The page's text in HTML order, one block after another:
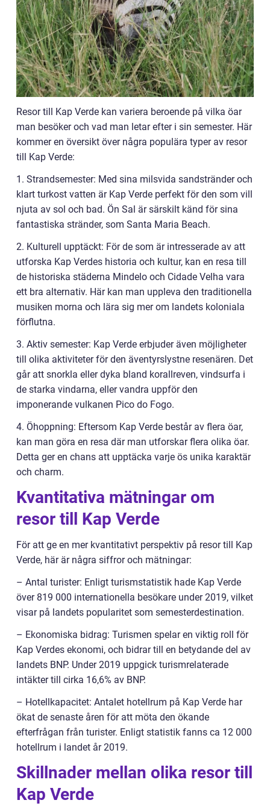
Resor till Kap Verde kan variera beroende på vilka öar
man besöker och vad man letar efter i sin semester. Här
kommer en översikt över några populära typer av resor
till Kap Verde:
1. Strandsemester: Med sina milsvida sandstränder och
klart turkost vatten är Kap Verde perfekt för den som vill
njuta av sol och bad. Ön Sal är särskilt känd för sina
fantastiska stränder, som Santa Maria Beach.
2. Kulturell upptäckt: För de som är intresserade av att
utforska Kap Verdes historia och kultur, kan en resa till
de historiska städerna Mindelo och Cidade Velha vara
ett bra alternativ. Här kan man uppleva den traditionella
musiken morna och lära sig mer om landets koloniala
förflutna.
3. Aktiv semester: Kap Verde erbjuder även möjligheter
till olika aktiviteter för den äventyrslystne resenären. Det
går att snorkla eller dyka bland korallreven, vindsurfa i
de starka vindarna, eller vandra uppför den
imponerande vulkanen Pico do Fogo.
4. Öhoppning: Eftersom Kap Verde består av flera öar,
kan man göra en resa där man utforskar flera olika öar.
Detta ger en chans att upptäcka varje ös unika karaktär
och charm.
Kvantitativa mätningar om
resor till Kap Verde
För att ge en mer kvantitativt perspektiv på resor till Kap
Verde, här är några siffror och mätningar:
– Antal turister: Enligt turismstatistik hade Kap Verde
över 819 000 internationella besökare under 2019, vilket
visar på landets popularitet som semesterdestination.
– Ekonomiska bidrag: Turismen spelar en viktig roll för
Kap Verdes ekonomi, och bidrar till en betydande del av
landets BNP. Under 2019 uppgick turismrelaterade
intäkter till cirka 16,6% av BNP.
– Hotellkapacitet: Antalet hotellrum på Kap Verde har
ökat de senaste åren för att möta den ökande
efterfrågan från turister. Enligt statistik fanns ca 12 000
hotellrum i landet år 2019.
Skillnader mellan olika resor till
Kap Verde